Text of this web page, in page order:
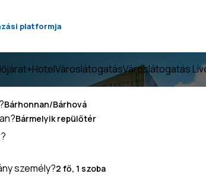
platformja
VároslátogatásVároslátogatás
személy?